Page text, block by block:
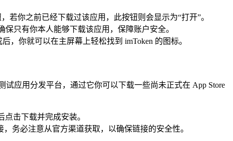
若你之前已经下载过该应用，此按钮则会显示为“打开”。
只有你本人能够下载该应用，保障账户安全。
你就可以在主屏幕上轻松找到 imToken 的图标。
试应用分发平台，通过它你可以下载一些尚未正式在 App Store
点击下载并完成安装。
务必注意从官方渠道获取，以确保链接的安全性。